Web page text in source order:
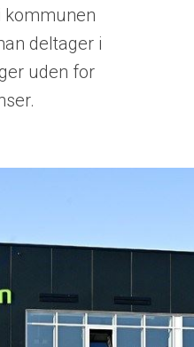
kommunen
deltager i
uden for